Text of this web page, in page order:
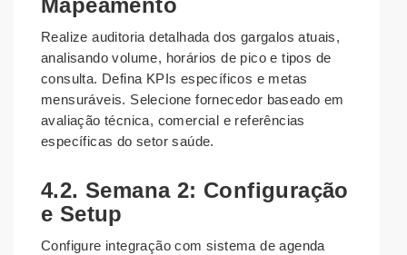
Mapeamento
Realize auditoria detalhada dos gargalos atuais,
analisando volume, horários de pico e tipos de
consulta. Defina KPIs específicos e metas
mensuráveis. Selecione fornecedor baseado em
avaliação técnica, comercial e referências
específicas do setor saúde.
4.2. Semana 2: Configuração
e Setup
Configure integração com sistema de agenda